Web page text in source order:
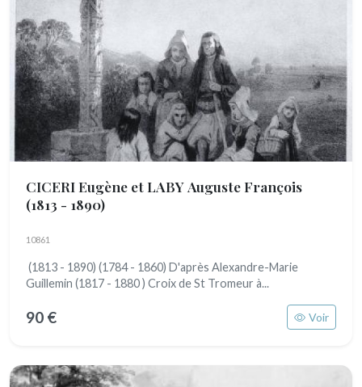
CICERI Eugène et LABY Auguste François
(1813 - 1890)
10861
(1813 - 1890) (1784 - 1860) D'après Alexandre-Marie
Guillemin (1817 - 1880 ) Croix de St Tromeur à...
90 € Voir